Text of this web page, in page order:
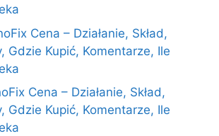
Cena – Działanie, Skład,
Gdzie Kupić, Komentarze, Ile
Cena – Działanie, Skład,
Gdzie Kupić, Komentarze, Ile